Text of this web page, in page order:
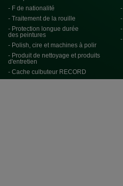
- F de nationalité
- Traitement de la rouille
- Protection longue durée
des peintures
- Polish, cire et machines à polir
- Produit de nettoyage et produits
d'entretien
- Cache culbuteur RECORD